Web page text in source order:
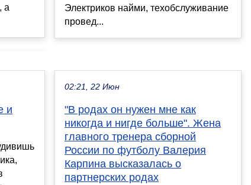
а
Электриков найми, техобслуживание
провед...
и
02:21, 22 Июн
"В родах он нужен мне как
никогда и нигде больше". Жена
главного тренера сборной
России по футболу Валерия
Карпина высказалась о
партнерских родах